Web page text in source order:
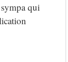
qui